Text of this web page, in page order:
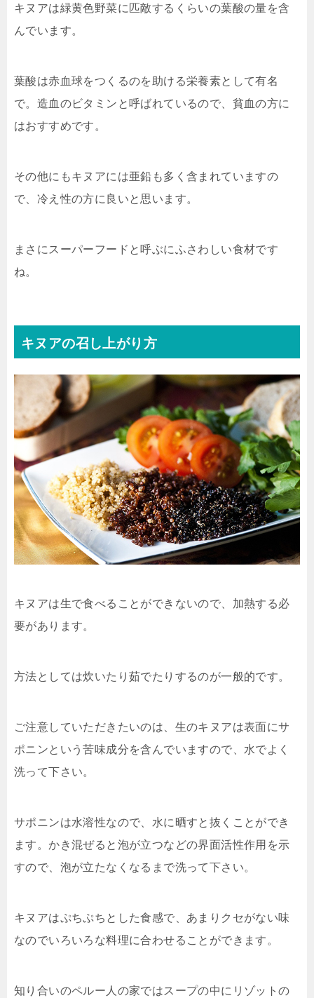
キヌアは緑黄色野菜に匹敵するくらいの葉酸の量を含
んでいます。
葉酸は赤血球をつくるのを助ける栄養素として有名
で。造血のビタミンと呼ばれているので、貧血の方に
はおすすめです。
その他にもキヌアには亜鉛も多く含まれていますの
で、冷え性の方に良いと思います。
まさにスーパーフードと呼ぶにふさわしい食材です
ね。
キヌアの召し上がり方
キヌアは生で食べることができないので、加熱する必
要があります。
方法としては炊いたり茹でたりするのが一般的です。
ご注意していただきたいのは、生のキヌアは表面にサ
ポニンという苦味成分を含んでいますので、水でよく
洗って下さい。
サポニンは水溶性なので、水に晒すと抜くことができ
ます。かき混ぜると泡が立つなどの界面活性作用を示
すので、泡が立たなくなるまで洗って下さい。
キヌアはぷちぷちとした食感で、あまりクセがない味
なのでいろいろな料理に合わせることができます。
知り合いのペルー人の家ではスープの中にリゾットの